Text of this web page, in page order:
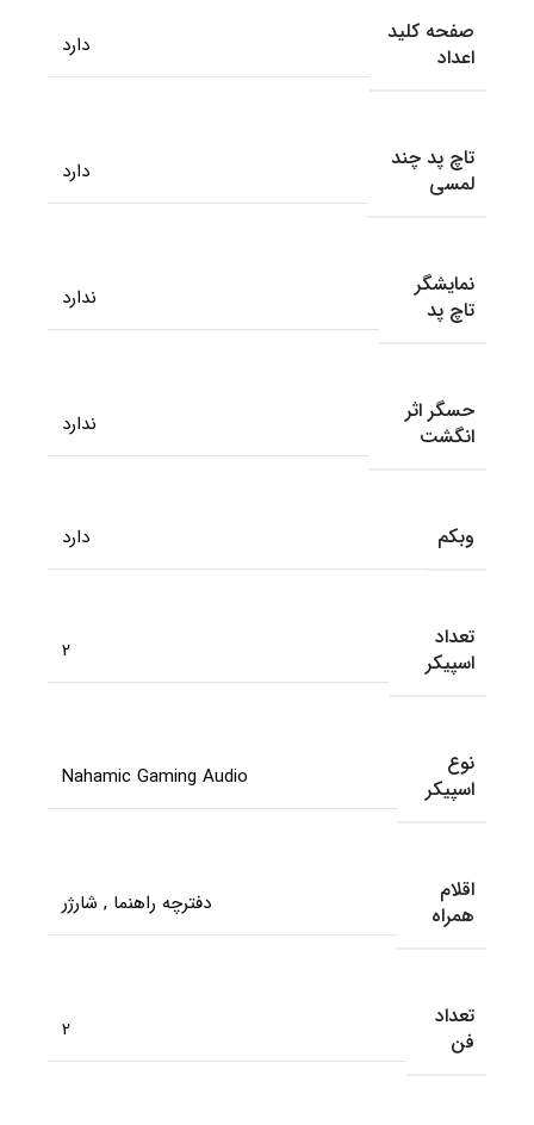
صفحه کلید
اعداد
دارد
تاچ پد چند
لمسی
دارد
نمایشگر
تاچ پد
ندارد
حسگر اثر
انگشت
ندارد
وبکم دارد
تعداد
اسپیکر
2
نوع
اسپیکر
Nahamic Gaming Audio
اقلام
همراه
دفترچه راهنما , شارژر
تعداد
فن
2